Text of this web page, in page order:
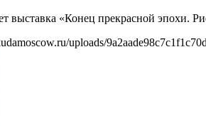
выставка «Конец прекрасной эпохи.
uploads/